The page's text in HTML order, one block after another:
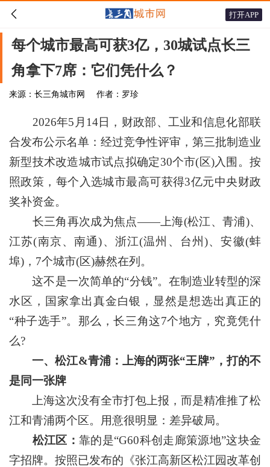
 打开APP
每个城市最高可获3亿，30城试点长三
角拿下7席：它们凭什么？
来源：长三角城市网 作者：罗珍
2026年5月14日，财政部、工业和信息化部联
合发布公示名单：经过竞争性评审，第三批制造业
新型技术改造城市试点拟确定30个市(区)入围。按
照政策，每个入选城市最高可获得3亿元中央财政
奖补资金。
长三角再次成为焦点——上海(松江、青浦)、
江苏(南京、南通)、浙江(温州、台州)、安徽(蚌
埠)，7个城市(区)赫然在列。
这不是一次简单的“分钱”。在制造业转型的深
水区，国家拿出真金白银，显然是想选出真正的
“种子选手”。那么，长三角这7个地方，究竟凭什
么?
一、松江&青浦：上海的两张“王牌”，打的不
是同一张牌
上海这次没有全市打包上报，而是精准推了松
江和青浦两个区。用意很明显：差异破局。
松江区：靠的是“G60科创走廊策源地”这块金
字招牌。按照已发布的《张江高新区松江园改革创